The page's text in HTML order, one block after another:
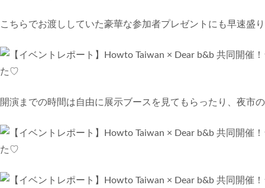
こちらでお渡ししていた豪華な参加者プレゼントにも早速盛
開演までの時間は自由に展示ブースを見てもらったり、夜市